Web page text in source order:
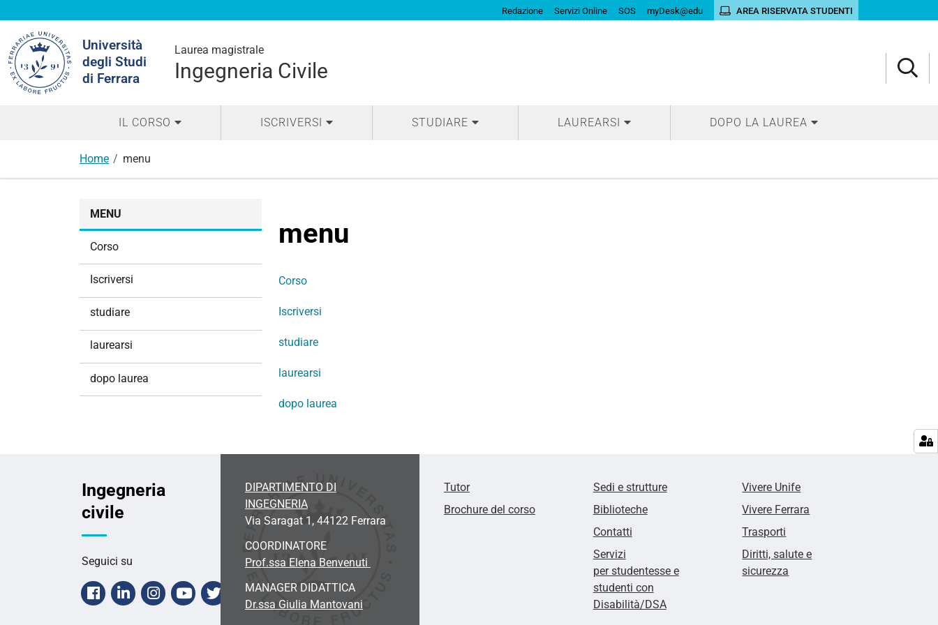
Redazione Servizi Online SOS myDesk@edu AREA RISERVATA STUDENTI
Università
degli Studi
di Ferrara
Laurea magistrale
Ingegneria Civile
nel
sito
IL CORSO ISCRIVERSI STUDIARE LAUREARSI DOPO LA LAUREA
Home menu
menu
Corso
Iscriversi
studiare
laurearsi
dopo laurea
MENU
Corso
Iscriversi
studiare
laurearsi
dopo laurea
Ingegneria
civile
Seguici su
Facebook
LinkedinInstagram
YoutubeTwitter
DIPARTIMENTO DI
INGEGNERIA
Via Saragat 1, 44122 Ferrara
COORDINATORE
Prof.ssa Elena Benvenuti
MANAGER DIDATTICA
Dr.ssa Giulia Mantovani
Tutor
Brochure del corso
Sedi e strutture
Biblioteche
Contatti
Servizi
per studentesse e
studenti con
Disabilità/DSA
Vivere Unife
Vivere Ferrara
Trasporti
Diritti, salute e
sicurezza